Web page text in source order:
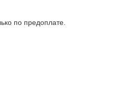
по предоплате.